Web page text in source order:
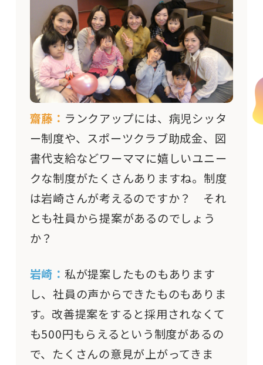
齋藤： ランクアップには、病児シッタ
ー制度や、スポーツクラブ助成金、図
書代支給などワーママに嬉しいユニー
クな制度がたくさんありますね。制度
は岩崎さんが考えるのですか？ それ
とも社員から提案があるのでしょう
か？
岩崎： 私が提案したものもあります
し、社員の声からできたものもありま
す。改善提案をすると採用されなくて
も500円もらえるという制度があるの
で、たくさんの意見が上がってきま